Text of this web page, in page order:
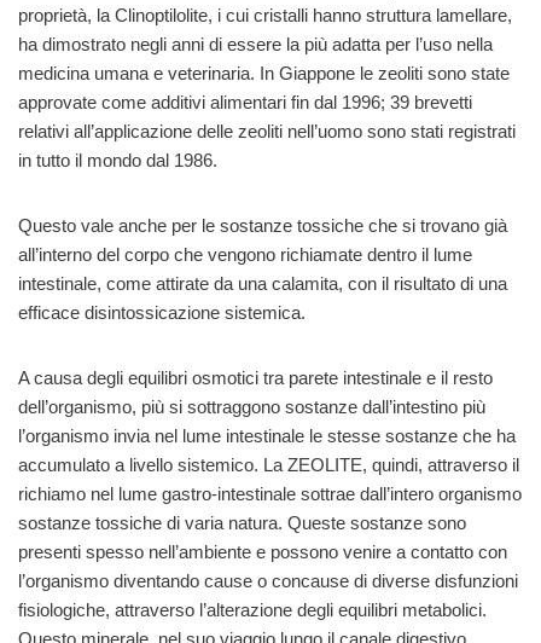
proprietà, la Clinoptilolite, i cui cristalli hanno struttura lamellare,
ha dimostrato negli anni di essere la più adatta per l’uso nella
medicina umana e veterinaria. In Giappone le zeoliti sono state
approvate come additivi alimentari fin dal 1996; 39 brevetti
relativi all’applicazione delle zeoliti nell’uomo sono stati registrati
in tutto il mondo dal 1986.
Questo vale anche per le sostanze tossiche che si trovano già
all’interno del corpo che vengono richiamate dentro il lume
intestinale, come attirate da una calamita, con il risultato di una
efficace disintossicazione sistemica.
A causa degli equilibri osmotici tra parete intestinale e il resto
dell’organismo, più si sottraggono sostanze dall’intestino più
l’organismo invia nel lume intestinale le stesse sostanze che ha
accumulato a livello sistemico. La ZEOLITE, quindi, attraverso il
richiamo nel lume gastro-intestinale sottrae dall’intero organismo
sostanze tossiche di varia natura. Queste sostanze sono
presenti spesso nell’ambiente e possono venire a contatto con
l’organismo diventando cause o concause di diverse disfunzioni
fisiologiche, attraverso l’alterazione degli equilibri metabolici.
Questo minerale, nel suo viaggio lungo il canale digestivo